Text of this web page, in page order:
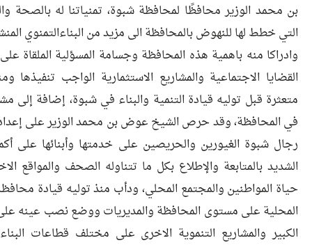
بن محمد الوزير محافظًا لمحافظة شبوة، تمنياتنا له بالصحة
التي خطط لها للنهوض بالمحافظة الى مزيد من البناءالتمنوي
وادراكا منه باهمية هذه المحافظة وجسامة المسؤلية الملقاة
القضايا الاجتماعية والمشاريع الاستثمارية الواجب تنفيذها
متعثرة قبل توليه قيادة التنمية والبناء في شبوة، إضافة
في المحافظة، وقد حرص الشيخ عوض بن محمد الوزير على
رجال شبوة الغيورين والحريصين على خدمتها وأبنائها
الشديد بالمتابعة والإطلاع بكل ما تتناوله الصحف والمواقع
حياة المواطنين والمجتمع المحلي، ودأب منذ توليه قيادة
المحلية على مستوى المحافظة والمديريات ووضع نصب عينه على
الكبير والمشاريع التنموية الاخرى على مختلف قطاعات